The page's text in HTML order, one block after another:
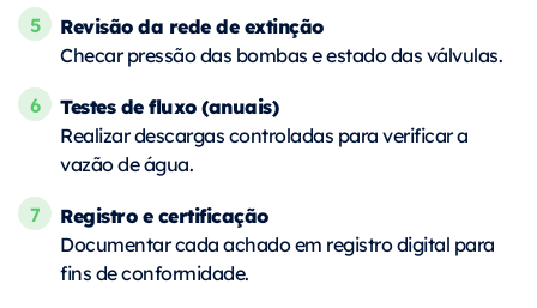
Revisão da rede de extinção
Checar pressão das bombas e estado das válvulas.
Testes de fluxo (anuais)
Realizar descargas controladas para verificar a
vazão de água.
Registro e certificação
Documentar cada achado em registro digital para
fins de conformidade.